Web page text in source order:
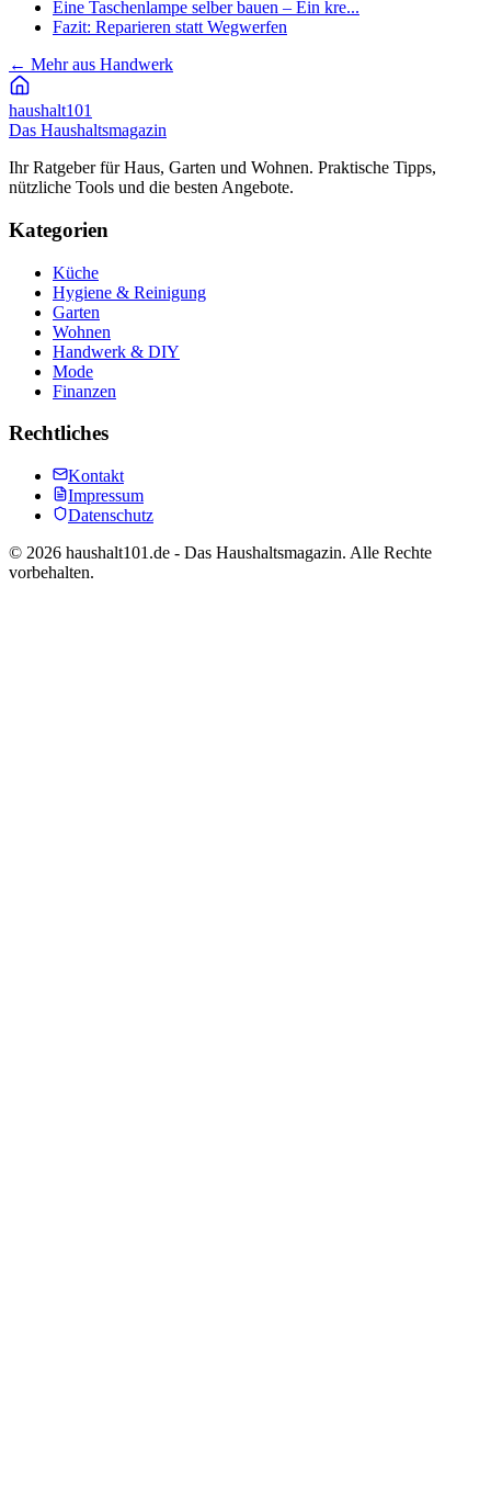
Eine Taschenlampe selber bauen – Ein kre...
Fazit: Reparieren statt Wegwerfen
← Mehr aus Handwerk
haushalt101
Das Haushaltsmagazin
Ihr Ratgeber für Haus, Garten und Wohnen. Praktische Tipps,
nützliche Tools und die besten Angebote.
Kategorien
Küche
Hygiene & Reinigung
Garten
Wohnen
Handwerk & DIY
Mode
Finanzen
Rechtliches
Kontakt
Impressum
Datenschutz
© 2026 haushalt101.de - Das Haushaltsmagazin. Alle Rechte
vorbehalten.